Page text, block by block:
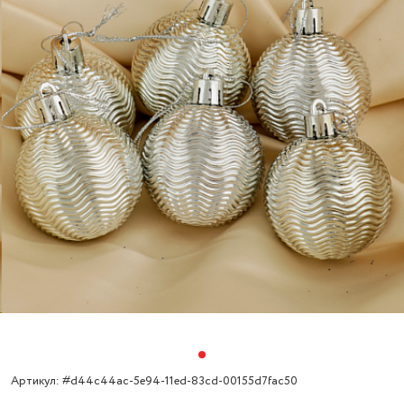
Артикул: #d44c44ac-5e94-11ed-83cd-00155d7fac50